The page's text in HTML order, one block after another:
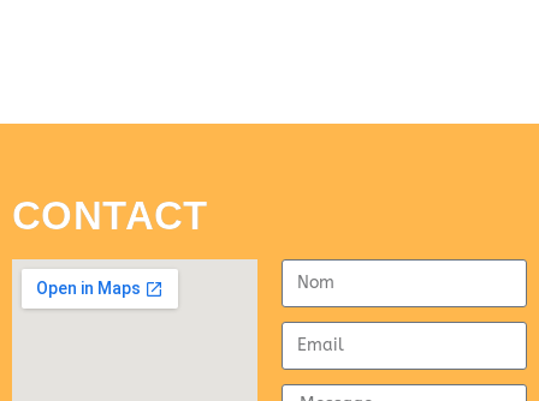
CONTACT